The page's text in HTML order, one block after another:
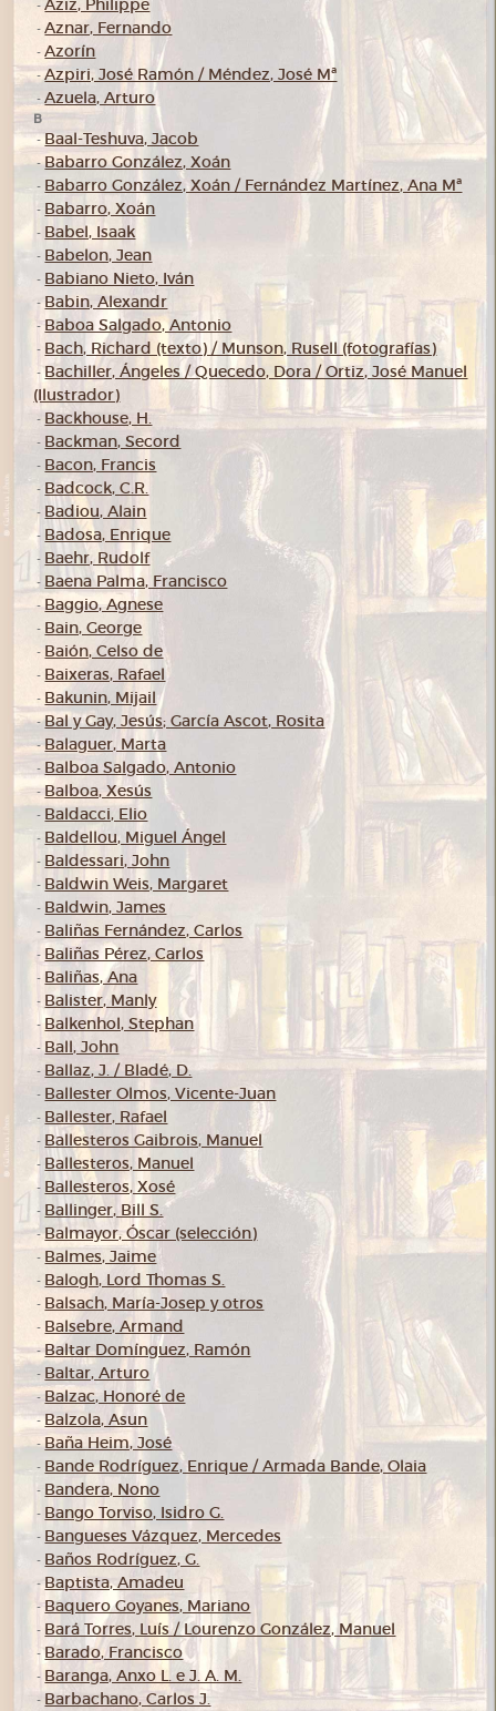
-Aziz, Philippe
-Aznar, Fernando
-Azorín
-Azpiri, José Ramón / Méndez, José Mª
-Azuela, Arturo
B
- Baal-Teshuva, Jacob
-Babarro González, Xoán
- Babarro González, Xoán / Fernández Martínez, Ana Mª
- Babarro, Xoán
- Babel, Isaak
- Babelon, Jean
- Babiano Nieto, Iván
-Babin, Alexandr
- Baboa Salgado, Antonio
- Bach, Richard (texto) / Munson, Rusell (fotografías)
-Bachiller, Ángeles / Quecedo, Dora / Ortiz, José Manuel
(Ilustrador)
- Backhouse, H.
- Backman, Secord
- Bacon, Francis
- Badcock, C.R.
- Badiou, Alain
- Badosa, Enrique
- Baehr, Rudolf
- Baena Palma, Francisco
-Baggio, Agnese
- Bain, George
- Baión, Celso de
- Baixeras, Rafael
- Bakunin, Mijail
-Bal y Gay, Jesús; García Ascot, Rosita
-Balaguer, Marta
- Balboa Salgado, Antonio
- Balboa, Xesús
- Baldacci, Elio
- Baldellou, Miguel Ángel
- Baldessari, John
- Baldwin Weis, Margaret
- Baldwin, James
- Baliñas Fernández, Carlos
- Baliñas Pérez, Carlos
- Baliñas, Ana
- Balister, Manly
- Balkenhol, Stephan
- Ball, John
- Ballaz, J. / Bladé, D.
- Ballester Olmos, Vicente-Juan
- Ballester, Rafael
- Ballesteros Gaibrois, Manuel
- Ballesteros, Manuel
- Ballesteros, Xosé
- Ballinger, Bill S.
-Balmayor, Óscar (selección)
- Balmes, Jaime
- Balogh, Lord Thomas S.
- Balsach, María-Josep y otros
- Balsebre, Armand
-Baltar Domínguez, Ramón
- Baltar, Arturo
-Balzac, Honoré de
-Balzola, Asun
-Baña Heim, José
- Bande Rodríguez, Enrique / Armada Bande, Olaia
- Bandera, Nono
- Bango Torviso, Isidro G.
- Bangueses Vázquez, Mercedes
- Baños Rodríguez, G.
-Baptista, Amadeu
- Baquero Goyanes, Mariano
- Bará Torres, Luís / Lourenzo González, Manuel
-Barado, Francisco
- Baranga, Anxo L. e J. A. M.
- Barbachano, Carlos J.